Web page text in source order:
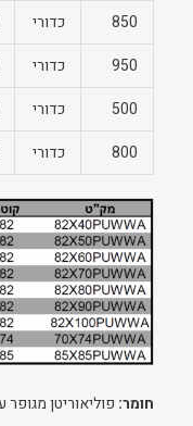
850
כדורי
950
כדורי
500
כדורי
800
כדורי
חומר: פוליאוריטן